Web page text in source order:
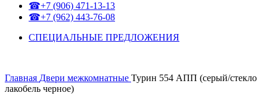
☎+7 (906) 471-13-13
☎+7 (962) 443-76-08
СПЕЦИАЛЬНЫЕ ПРЕДЛОЖЕНИЯ
Главная Двери межкомнатные Турин 554 АПП (серый/стекло
лакобель черное)